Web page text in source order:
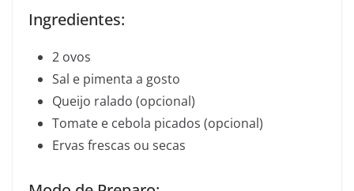
Ingredientes:
2 ovos
Sal e pimenta a gosto
Queijo ralado (opcional)
Tomate e cebola picados (opcional)
Ervas frescas ou secas